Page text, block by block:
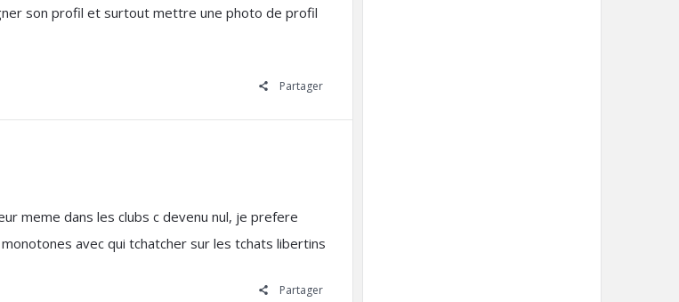
son profil et surtout mettre une photo de profil
Partager
meme dans les clubs c devenu nul, je prefere
avec qui tchatcher sur les tchats libertins
Partager